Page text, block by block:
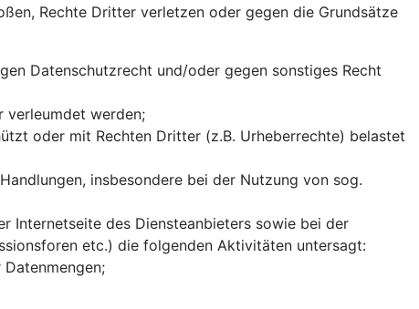
Rechte Dritter verletzen oder gegen die Grundsätze
Datenschutzrecht und/oder gegen sonstiges Recht
verleumdet werden;
oder mit Rechten Dritter (z.B. Urheberrechte) belastet
insbesondere bei der Nutzung von sog.
Internetseite des Diensteanbieters sowie bei der
etc.) die folgenden Aktivitäten untersagt: